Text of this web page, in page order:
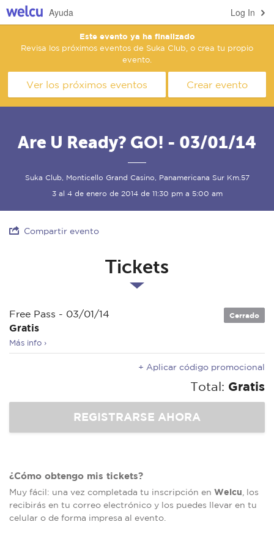
Log In
Ayuda
Este evento ya ha finalizado
Revisa los próximos eventos de Suka Club, o crea tu propio
evento.
Ver los próximos eventos Crear evento
Are U Ready? GO! - 03/01/14
Suka Club, Monticello Grand Casino, Panamericana Sur Km.57
3 al 4 de enero de 2014 de 11:30 pm a 5:00 am
Compartir evento
Tickets
Free Pass - 03/01/14
Gratis
Más info ›
Cerrado
+ Aplicar código promocional
Total: Gratis
¿Cómo obtengo mis tickets?
Muy fácil: una vez completada tu inscripción en Welcu , los
recibirás en tu correo electrónico y los puedes llevar en tu
celular o de forma impresa al evento.